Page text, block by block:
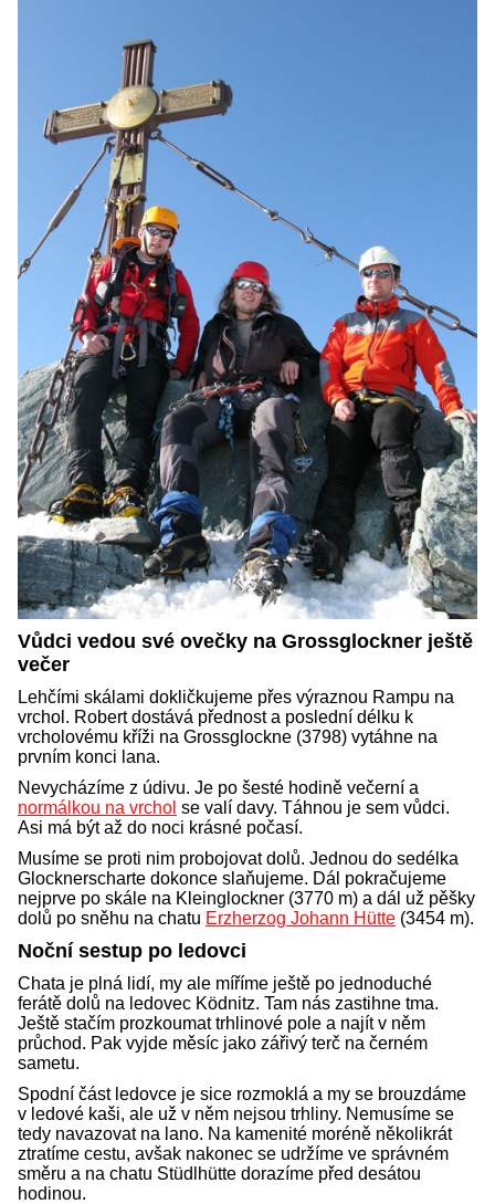
Vůdci vedou své ovečky na Grossglockner ještě
večer
Lehčími skálami dokličkujeme přes výraznou Rampu na
vrchol. Robert dostává přednost a poslední délku k
vrcholovému kříži na Grossglockne (3798) vytáhne na
prvním konci lana.
Nevycházíme z údivu. Je po šesté hodině večerní a
normálkou na vrchol se valí davy. Táhnou je sem vůdci.
Asi má být až do noci krásné počasí.
Musíme se proti nim probojovat dolů. Jednou do sedélka
Glocknerscharte dokonce slaňujeme. Dál pokračujeme
nejprve po skále na Kleinglockner (3770 m) a dál už pěšky
dolů po sněhu na chatu Erzherzog Johann Hütte (3454 m).
Noční sestup po ledovci
Chata je plná lidí, my ale míříme ještě po jednoduché
ferátě dolů na ledovec Ködnitz. Tam nás zastihne tma.
Ještě stačím prozkoumat trhlinové pole a najít v něm
průchod. Pak vyjde měsíc jako zářivý terč na černém
sametu.
Spodní část ledovce je sice rozmoklá a my se brouzdáme
v ledové kaši, ale už v něm nejsou trhliny. Nemusíme se
tedy navazovat na lano. Na kamenité moréně několikrát
ztratíme cestu, avšak nakonec se udržíme ve správném
směru a na chatu Stüdlhütte dorazíme před desátou
hodinou.